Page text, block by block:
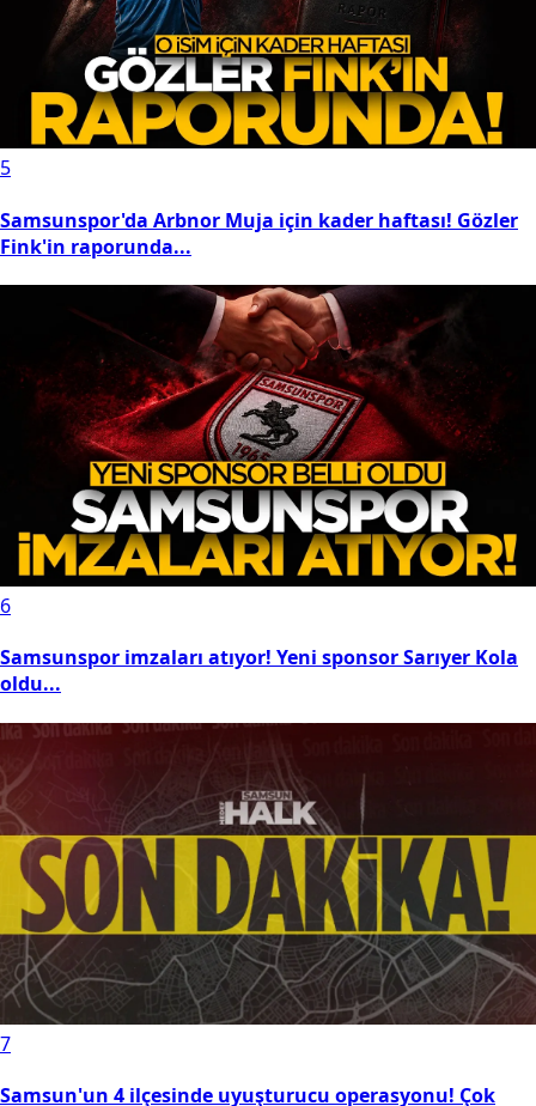
5
Samsunspor'da Arbnor Muja için kader haftası! Gözler
Fink'in raporunda...
6
Samsunspor imzaları atıyor! Yeni sponsor Sarıyer Kola
oldu...
7
Samsun'un 4 ilçesinde uyuşturucu operasyonu! Çok